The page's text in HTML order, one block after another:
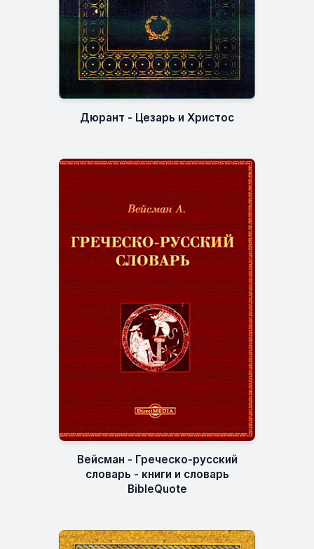
Дюрант - Цезарь и Христос
Вейсман - Греческо-русский
словарь - книги и словарь
BibleQuote